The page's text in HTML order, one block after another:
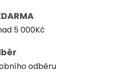
5 000Kč
odběru